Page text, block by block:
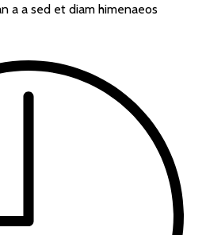
a a sed et diam himenaeos